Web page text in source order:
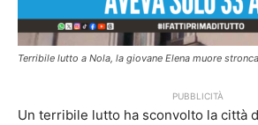
Terribile lutto a Nola, la giovane Elena muore
PUBBLICITÀ
Un terribile lutto ha sconvolto la città